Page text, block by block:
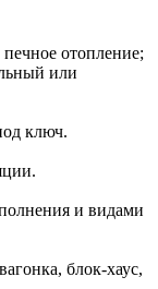
отопление;
или
ключ.
и видами
блок-хаус,